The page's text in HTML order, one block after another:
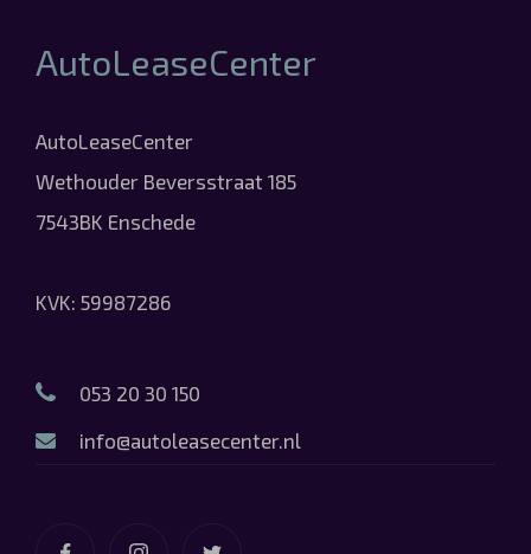
AutoLeaseCenter
AutoLeaseCenter
Wethouder Beversstraat 185
7543BK Enschede
KVK: 59987286
053 20 30 150
info@autoleasecenter.nl